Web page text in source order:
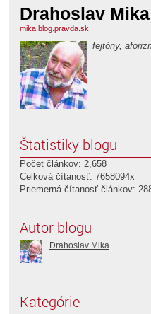
Drahoslav Mika
mika.blog.pravda.sk
fejtóny,
Štatistiky blogu
Počet článkov: 2,658
Celková čítanosť: 7658094x
Priemerná čítanosť článkov:
Autor blogu
Drahoslav Mika
Kategórie